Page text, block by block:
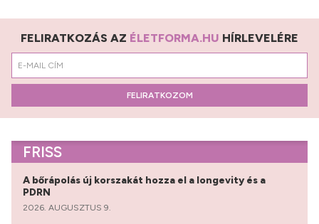
FELIRATKOZÁS AZ ÉLETFORMA.HU HÍRLEVELÉRE
FELIRATKOZOM
FRISS
A bőrápolás új korszakát hozza el a longevity és a
PDRN
2026. AUGUSZTUS 9.